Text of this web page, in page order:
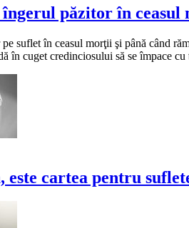
păzitor în ceasul
suflet în ceasul morţii şi până când
în cuget credinciosului să se împace
este cartea pentru